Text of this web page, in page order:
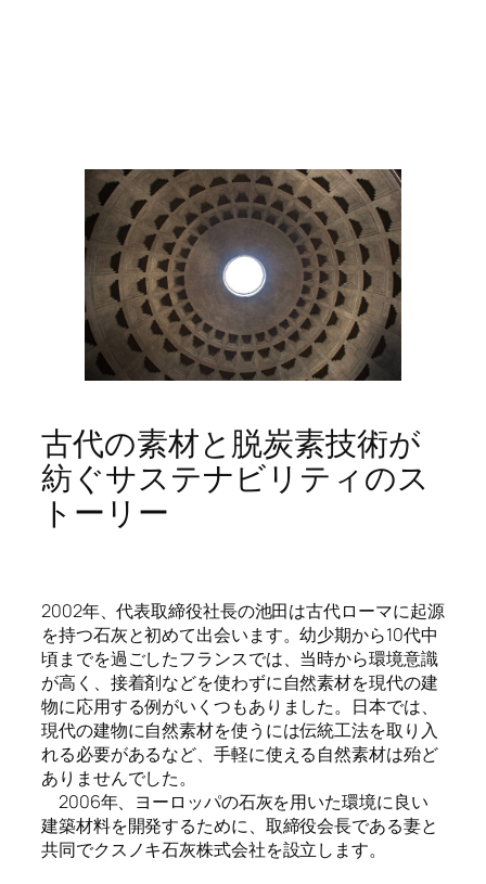
古代の素材と脱炭素技術が
紡ぐサステナビリティのス
トーリー
2002年、代表取締役社長の池田は古代ローマに起源
を持つ石灰と初めて出会います。幼少期から10代中
頃までを過ごしたフランスでは、当時から環境意識
が高く、接着剤などを使わずに自然素材を現代の建
物に応用する例がいくつもありました。日本では、
現代の建物に自然素材を使うには伝統工法を取り入
れる必要があるなど、手軽に使える自然素材は殆ど
ありませんでした。
2006年、ヨーロッパの石灰を用いた環境に良い
建築材料を開発するために、取締役会長である妻と
共同でクスノキ石灰株式会社を設立します。